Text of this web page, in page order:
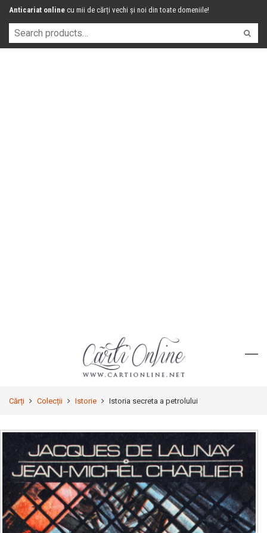
Anticariat online cu mii de cărți vechi și noi din toate domeniile!
Cărți Colecții Istorie Istoria secreta a petrolului